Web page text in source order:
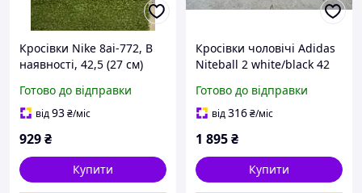
Кросівки Nike 8ai-772, В
наявності, 42,5 (27 см)
Готово до відправки
від93₴/міс
929₴
Купити
Кросівки чоловічі Adidas
Niteball 2 white/black 42
Готово до відправки
від316₴/міс
1 895₴
Купити